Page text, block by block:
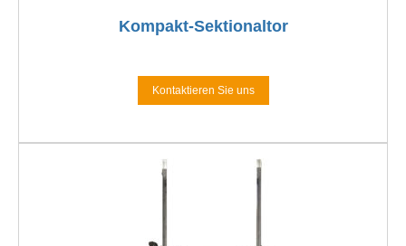
Kompakt-Sektionaltor
Kontaktieren Sie uns